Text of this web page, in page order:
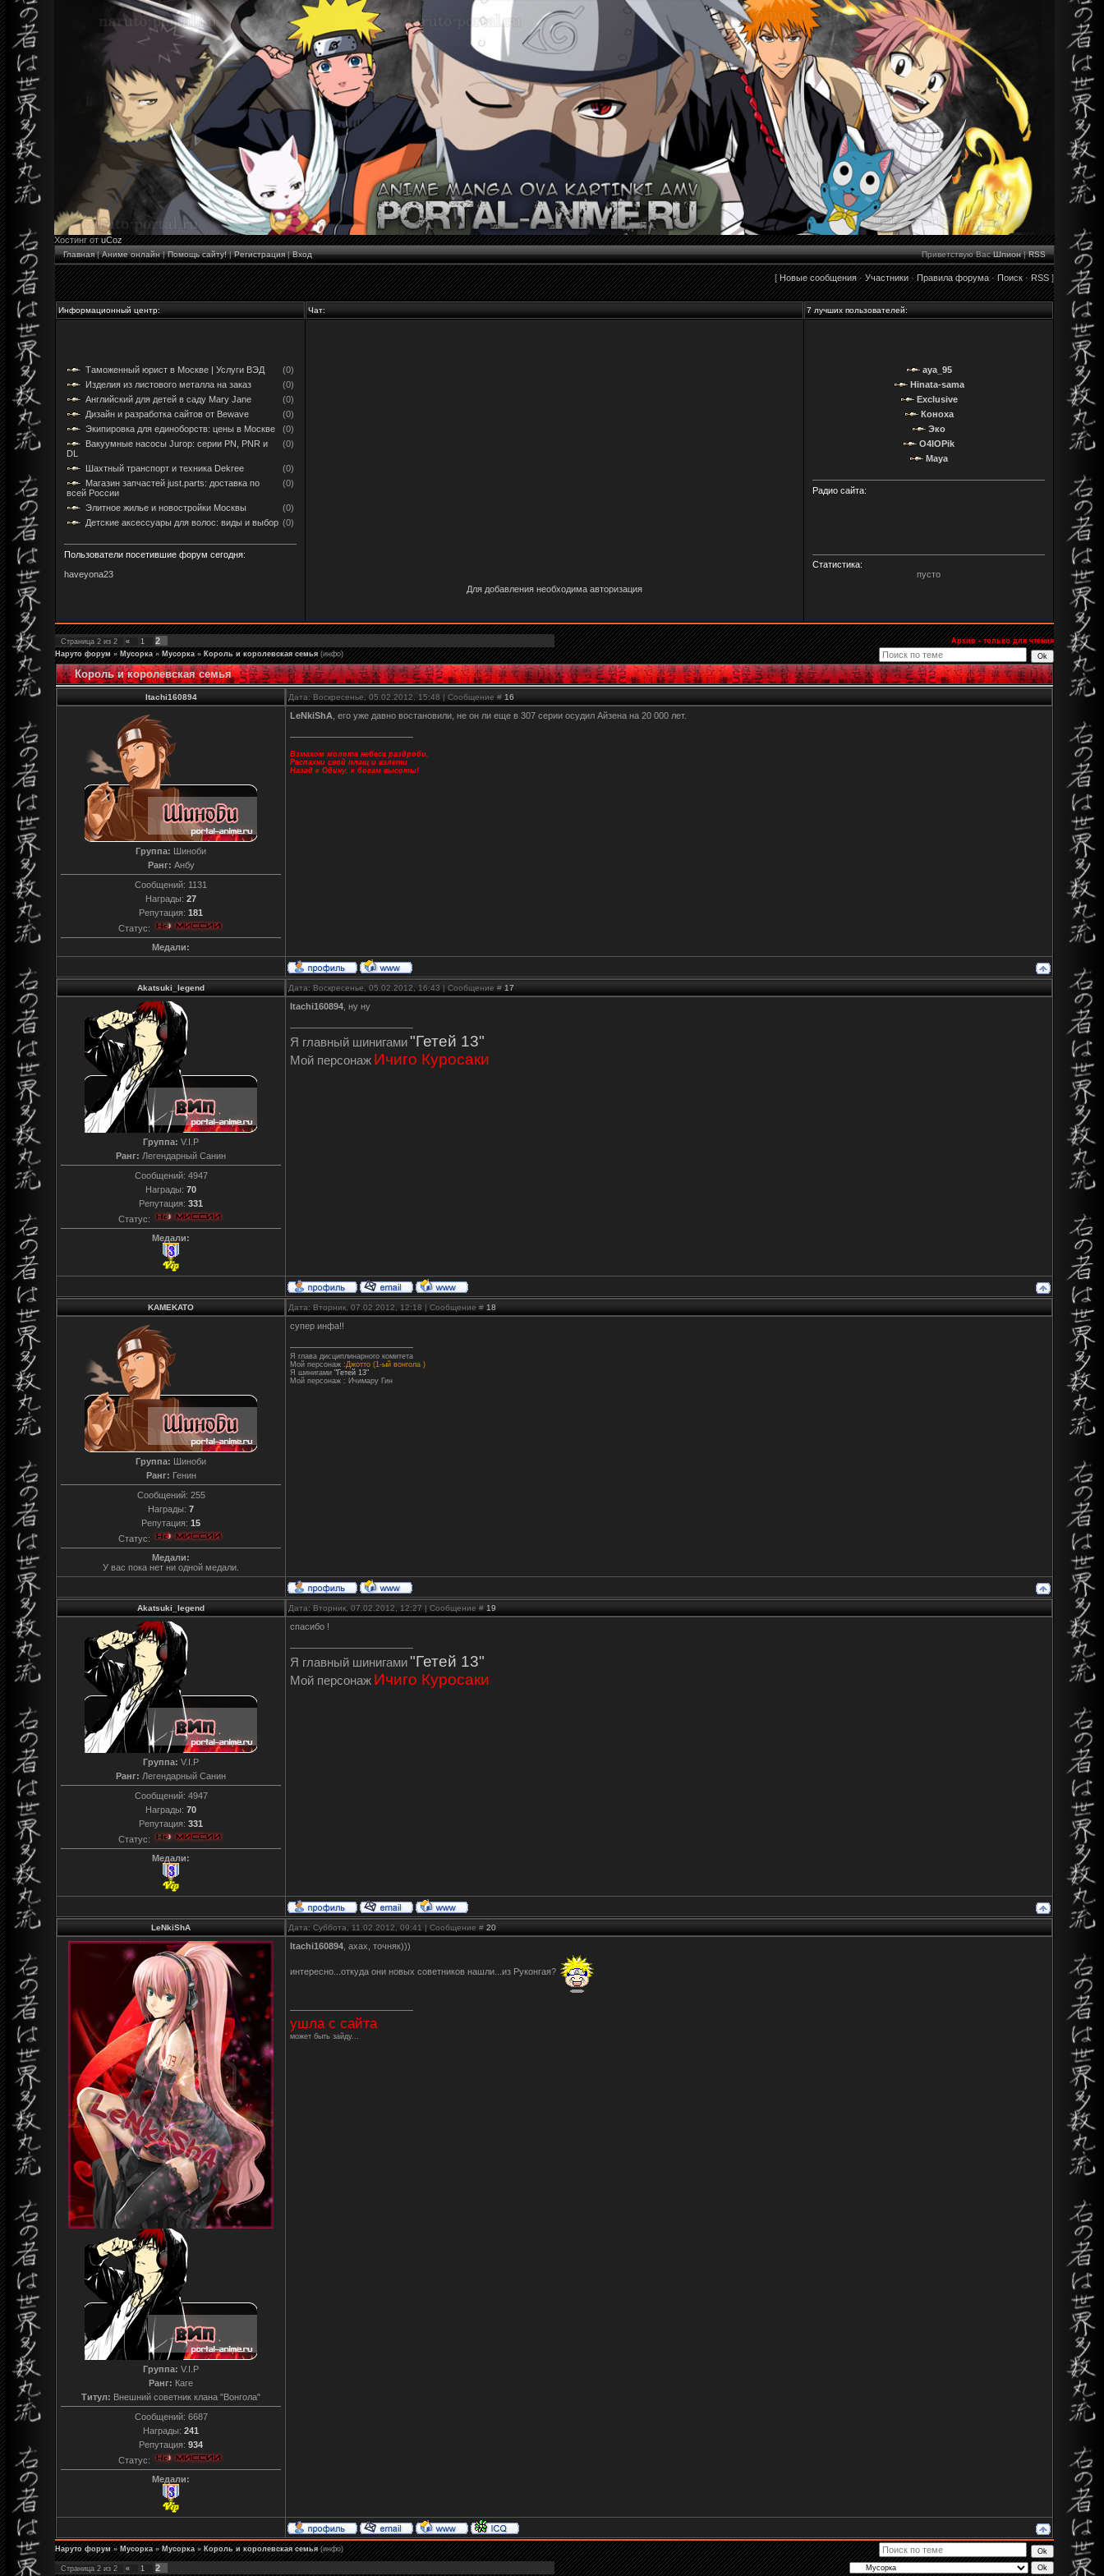
Хостинг отuCoz
Главная|Аниме онлайн|Помощь сайту!|Регистрация|Вход Приветствую Вас Шпион|RSS
[Новые сообщения·Участники·Правила форума·Поиск·RSS]
Информационный центр: Чат: 7 лучших пользователей:
Таможенный юрист в Москве | Услуги ВЭД
(0)
Изделия из листового металла на заказ
(0)
Английский для детей в саду Mary Jane
(0)
Дизайн и разработка сайтов от Bewave
(0)
Экипировка для единоборств: цены в Москве
(0)
Вакуумные насосы Jurop: серии PN, PNR и
DL
(0)
Шахтный транспорт и техника Dekree
(0)
Магазин запчастей just.parts: доставка по
всей России
(0)
Элитное жилье и новостройки Москвы
(0)
Детские аксессуары для волос: виды и выбор (0)
Пользователи посетившие форум сегодня:
haveyona23
Для добавления необходима авторизация
aya_95
Hinata-sama
Exclusive
Коноха
Эко
O4IOPik
Maya
Радио сайта:
Статистика:
пусто
Страница 2 из 2 « 1 2
Архив - только для чтения
Наруто форум » Мусорка » Мусорка » Король и королевская семья (инфо)
Король и королевская семья
Itachi160894 Дата: Воскресенье, 05.02.2012, 15:48 | Сообщение # 16
Группа: Шиноби
Ранг: Анбу
Сообщений: 1131
Награды: 27
Репутация: 181
Статус:
Медали:
LeNkiShA , его уже давно востановили, не он ли еще в 307 серии осудил Айзена на 20 000 лет.
Взмахом молота небеса раздроби,
Распахни свой плащ и взлети
Назад к Одину, к богам высоты!
Akatsuki_legend Дата: Воскресенье, 05.02.2012, 16:43 | Сообщение # 17
Группа: V.I.P
Ранг: Легендарный Санин
Сообщений: 4947
Награды: 70
Репутация: 331
Статус:
Медали:
Itachi160894 , ну ну
Я главный шинигами"Гетей 13"
Мой персонаж Ичиго Куросаки
KAMEKATO Дата: Вторник, 07.02.2012, 12:18 | Сообщение # 18
Группа: Шиноби
Ранг: Генин
Сообщений: 255
Награды: 7
Репутация: 15
Статус:
Медали:
У вас пока нет ни одной медали.
супер инфа!!
Я глава дисциплинарного комитета
Мой персонаж :Джотто (1-ый вонгола )
Я шинигами "Гетей 13"
Мой персонаж : Ичимару Гин
Akatsuki_legend Дата: Вторник, 07.02.2012, 12:27 | Сообщение # 19
Группа: V.I.P
Ранг: Легендарный Санин
Сообщений: 4947
Награды: 70
Репутация: 331
Статус:
Медали:
спасибо !
Я главный шинигами"Гетей 13"
Мой персонаж Ичиго Куросаки
LeNkiShA Дата: Суббота, 11.02.2012, 09:41 | Сообщение # 20
Группа: V.I.P
Ранг: Каге
Титул: Внешний советник клана "Вонгола"
Сообщений: 6687
Награды: 241
Репутация: 934
Статус:
Медали:
Itachi160894 , ахах, точняк)))
интересно...откуда они новых советников нашли...из Руконгая?
ушла с сайта
может быть зайду...
Наруто форум » Мусорка » Мусорка » Король и королевская семья (инфо)
Страница 2 из 2 « 1 2